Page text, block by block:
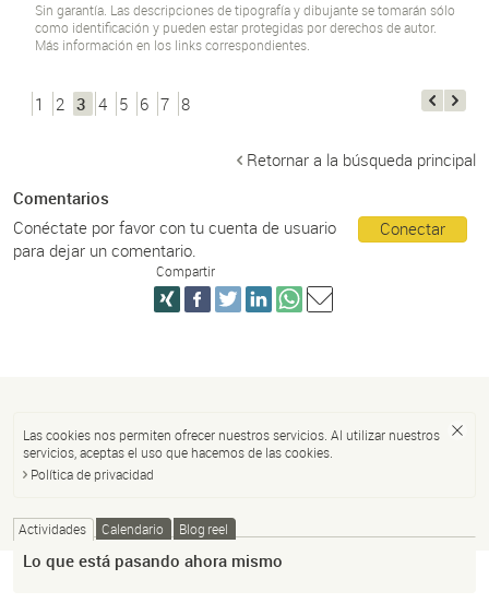
Sin garantía. Las descripciones de tipografía y dibujante se tomarán sólo
como identificación y pueden estar protegidas por derechos de autor.
Más información en los links correspondientes.
1 2 3 4 5 6 7 8
Retornar a la búsqueda principal
Comentarios
Conectar
Conéctate por favor con tu cuenta de usuario
para dejar un comentario.
Compartir
Las cookies nos permiten ofrecer nuestros servicios. Al utilizar nuestros
servicios, aceptas el uso que hacemos de las cookies.
Política de privacidad
Actividades Calendario Blog reel
Lo que está pasando ahora mismo